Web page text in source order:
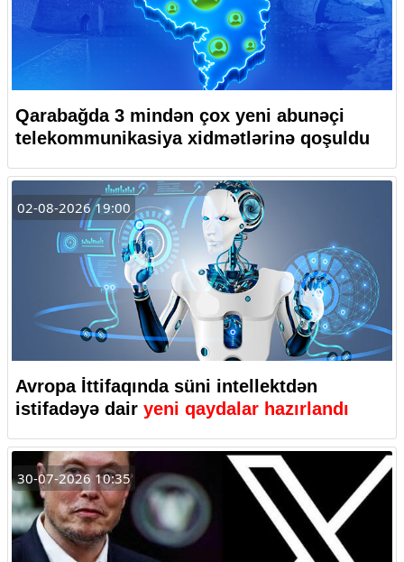
Qarabağda 3 mindən çox yeni abunəçi
telekommunikasiya xidmətlərinə qoşuldu
02-08-2026 19:00
Avropa İttifaqında süni intellektdən
istifadəyə dair yeni qaydalar hazırlandı
30-07-2026 10:35